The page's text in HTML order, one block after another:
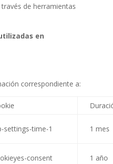
de herramientas
en
correspondiente a:
settings-time-1 1 mes
consent 1 año